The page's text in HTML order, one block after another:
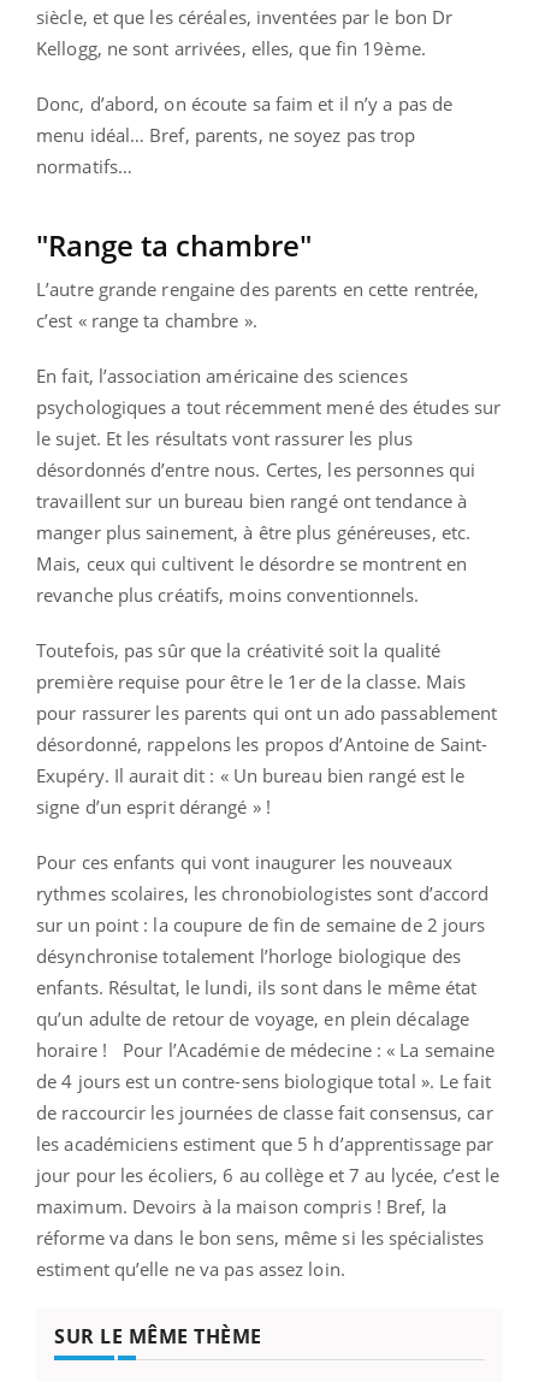
siècle, et que les céréales, inventées par le bon Dr
Kellogg, ne sont arrivées, elles, que fin 19ème.
Donc, d’abord, on écoute sa faim et il n’y a pas de
menu idéal… Bref, parents, ne soyez pas trop
normatifs…
"Range ta chambre"
L’autre grande rengaine des parents en cette rentrée,
c’est « range ta chambre ».
En fait, l’association américaine des sciences
psychologiques a tout récemment mené des études sur
le sujet. Et les résultats vont rassurer les plus
désordonnés d’entre nous. Certes, les personnes qui
travaillent sur un bureau bien rangé ont tendance à
manger plus sainement, à être plus généreuses, etc.
Mais, ceux qui cultivent le désordre se montrent en
revanche plus créatifs, moins conventionnels.
Toutefois, pas sûr que la créativité soit la qualité
première requise pour être le 1er de la classe. Mais
pour rassurer les parents qui ont un ado passablement
désordonné, rappelons les propos d’Antoine de Saint-
Exupéry. Il aurait dit : « Un bureau bien rangé est le
signe d’un esprit dérangé » !
Pour ces enfants qui vont inaugurer les nouveaux
rythmes scolaires, les chronobiologistes sont d’accord
sur un point : la coupure de fin de semaine de 2 jours
désynchronise totalement l’horloge biologique des
enfants. Résultat, le lundi, ils sont dans le même état
qu’un adulte de retour de voyage, en plein décalage
horaire ! Pour l’Académie de médecine : « La semaine
de 4 jours est un contre-sens biologique total ». Le fait
de raccourcir les journées de classe fait consensus, car
les académiciens estiment que 5 h d’apprentissage par
jour pour les écoliers, 6 au collège et 7 au lycée, c’est le
maximum. Devoirs à la maison compris ! Bref, la
réforme va dans le bon sens, même si les spécialistes
estiment qu’elle ne va pas assez loin.
SUR LE MÊME THÈME